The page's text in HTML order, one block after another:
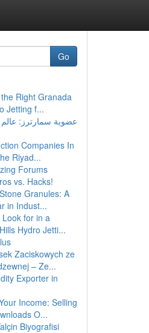
Go
Right Granada
Jetting f...
عضوية سمارترز: عالم
Companies In
Riyad...
Forums
vs. Hacks!
Granules: A
in Indust...
for in a
Hydro Jetti...
Zaciskowych ze
– Ze...
Exporter in
Income: Selling
O...
Biyografisi